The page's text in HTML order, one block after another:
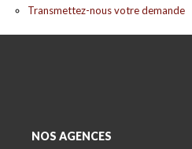
EN
Transmettez-nous votre demande
NOS AGENCES